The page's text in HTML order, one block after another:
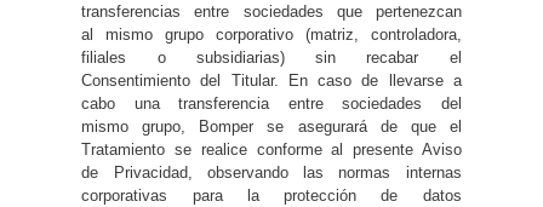
transferencias entre sociedades que pertenezcan
al mismo grupo corporativo (matriz, controladora,
filiales o subsidiarias) sin recabar el
Consentimiento del Titular. En caso de llevarse a
cabo una transferencia entre sociedades del
mismo grupo, Bomper se asegurará de que el
Tratamiento se realice conforme al presente Aviso
de Privacidad, observando las normas internas
corporativas para la protección de datos